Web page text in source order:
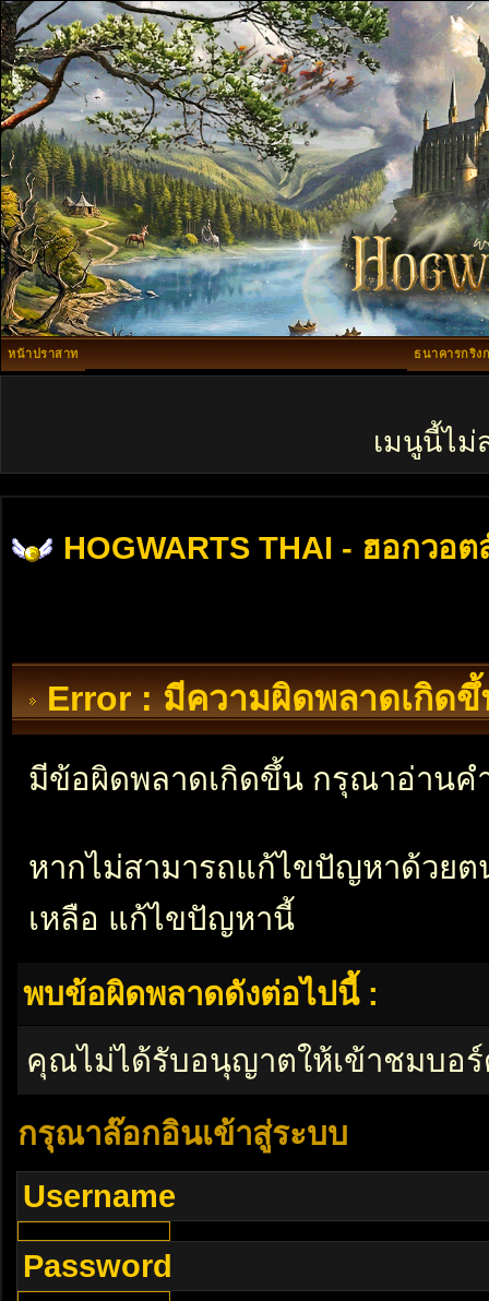
หน้าปราสาท ธนาคารกริง
เมนูนี้ไม่
HOGWARTS THAI - ฮอกวอต
Error : มีความผิดพลาดเกิดขึ้
มีข้อผิดพลาดเกิดขึ้น กรุณาอ่านค
หากไม่สามารถแก้ไขปัญหาด้วย
เหลือ แก้ไขปัญหานี้
พบข้อผิดพลาดดังต่อไปนี้ :
คุณไม่ได้รับอนุญาตให้เข้าชมบอ
กรุณาล๊อกอินเข้าสู่ระบบ
Username
Password